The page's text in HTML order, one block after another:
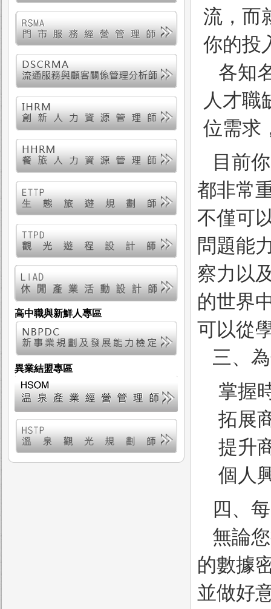
高中職與新鮮人專區
異業結盟專區
流，而
你的投
各知
人才職
位需求
目前
都非常
不僅可
問題能
察力以
的世界
可以從
三、
掌握
拓展
提升
個人
四、
無論
的數據
並做好